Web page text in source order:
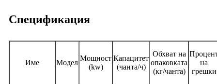
Спецификация
Име Модел
Мощност
(kw)
Капацитет
(чанта/ч)
Обхват на
опаковката
(кг/чанта)
на
грешки